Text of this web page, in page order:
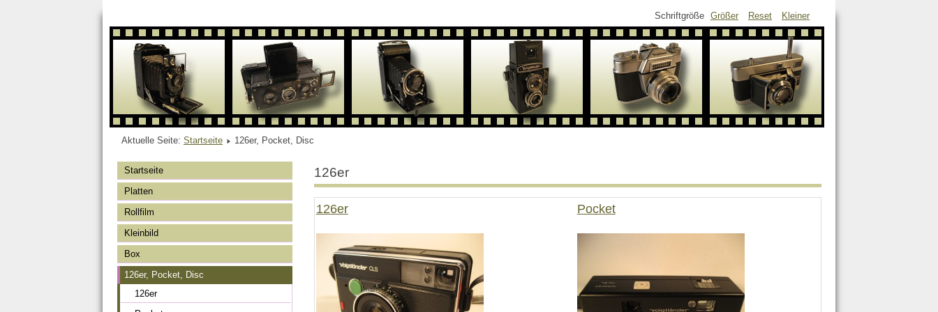
Schriftgröße Größer Reset Kleiner
Aktuelle Seite: Startseite 126er, Pocket, Disc
Startseite
Platten
Rollfilm
Kleinbild
Box
126er, Pocket, Disc
126er
126er
126er Pocket